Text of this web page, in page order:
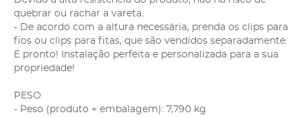
quebrar ou rachar a vareta.
- De acordo com a altura necessária, prenda os clips para
fios ou clips para fitas, que são vendidos separadamente.
E pronto! Instalação perfeita e personalizada para a sua
propriedade!
PESO
- Peso (produto + embalagem): 7,790 kg